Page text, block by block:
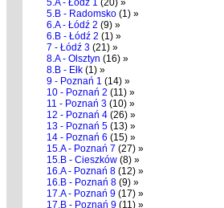
5.A - Łódź 1 (20) »
5.B - Radomsko (1) »
6.A - Łódź 2 (9) »
6.B - Łódź 2 (1) »
7 - Łódź 3 (21) »
8.A - Olsztyn (16) »
8.B - Ełk (1) »
9 - Poznań 1 (14) »
10 - Poznań 2 (11) »
11 - Poznań 3 (10) »
12 - Poznań 4 (26) »
13 - Poznań 5 (13) »
14 - Poznań 6 (15) »
15.A - Poznań 7 (27) »
15.B - Cieszków (8) »
16.A - Poznań 8 (12) »
16.B - Poznań 8 (9) »
17.A - Poznań 9 (17) »
17.B - Poznań 9 (11) »